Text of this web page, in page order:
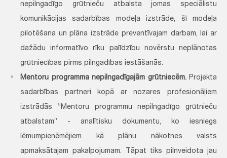
nepilngadīgo grūtnieču atbalsta jomas speciālistu
komunikācijas sadarbības modeļa izstrāde, šī modeļa
pilotēšana un plāna izstrāde preventīvajam darbam, lai ar
dažādu informatīvo rīku palīdzību novērstu neplānotas
grūtniecības pirms pilngadības iestāšanās.
Mentoru programma nepilngadīgajām grūtniecēm. Projekta
sadarbības partneri kopā ar nozares profesionāļiem
izstrādās “Mentoru programmu nepilngadīgo grūtnieču
atbalstam” - analītisku dokumentu, ko iesniegs
lēmumpieņēmējiem kā plānu nākotnes valsts
apmaksātajam pakalpojumam. Tāpat tiks pilnveidota jau